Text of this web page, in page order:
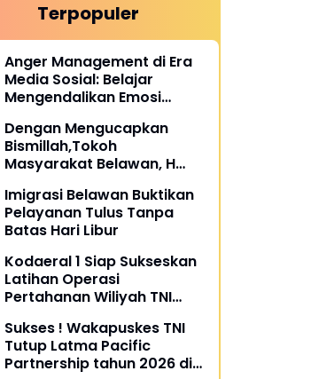
Terpopuler
Anger Management di Era
Media Sosial: Belajar
Mengendalikan Emosi
Dengan Mengucapkan
Bismillah,Tokoh
Masyarakat Belawan, H
Musholla
Imigrasi Belawan Buktikan
Pelayanan Tulus Tanpa
Batas Hari Libur
Kodaeral 1 Siap Sukseskan
Latihan Operasi
Pertahanan Wiliyah TNI
Sukses ! Wakapuskes TNI
Tutup Latma Pacific
Partnership tahun 2026 di